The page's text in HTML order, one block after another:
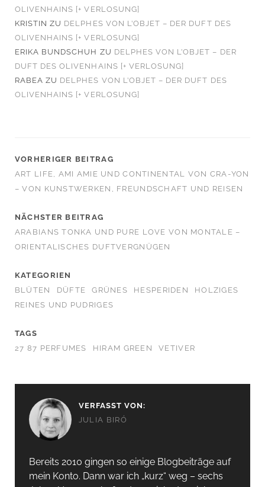
OLIVENHAINS [+ VERLOSUNG]
KRISTIN ZU DELPHES VON L’OBJET – DER DUFT DES
OLIVENHAINS [+ VERLOSUNG]
ERIKA BUNDSCHUH ZU DELPHES VON L’OBJET – DER
DUFT DES OLIVENHAINS [+ VERLOSUNG]
RABEA ZU DELPHES VON L’OBJET – DER DUFT DES
OLIVENHAINS [+ VERLOSUNG]
VORHERIGER BEITRAG
ART LIFE, AMI AMIE UND CONTINENTAL VON CRA‑YON
– VON KUNSTWERKEN, FREUNDSCHAFT UND REISEN
NÄCHSTER BEITRAG
ARABIANS TONKA UND PURE LOVE VON MONTALE –
ORIENTALISCHES DUFTVERGNÜGEN
KATEGORIEN
BLÜTEN
DÜFTE GRÜNES HESPERIDEN
HOLZIGES
REINES UND PUDRIGES
TAGS
27 87 PERFUMES
HIRAM GREEN VETIVER
VERFASST VON:
JULIA BIRÓ
Bereits 2010 gingen so einige Blogbeiträge auf
mein Konto. Dann war ich „kurz“ weg – sechs